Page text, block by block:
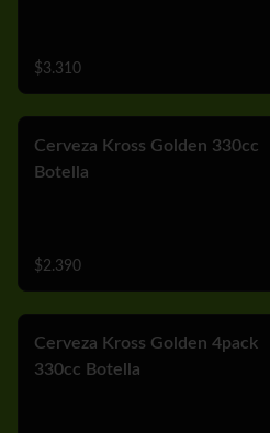
$3.310
Cerveza Kross Golden 330cc
Botella
$2.390
Cerveza Kross Golden 4pack
330cc Botella